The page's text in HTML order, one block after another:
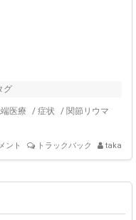
グ
医療 / 症状 / 関節リウマ
ント トラックバック taka